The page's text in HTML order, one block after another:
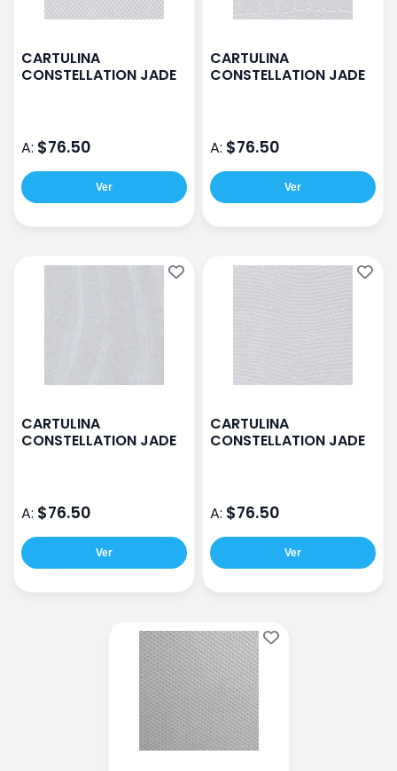
CARTULINA
CONSTELLATION JADE
A: $76.50
Ver
CARTULINA
CONSTELLATION JADE
A: $76.50
Ver
CARTULINA
CONSTELLATION JADE
A: $76.50
Ver
CARTULINA
CONSTELLATION JADE
A: $76.50
Ver